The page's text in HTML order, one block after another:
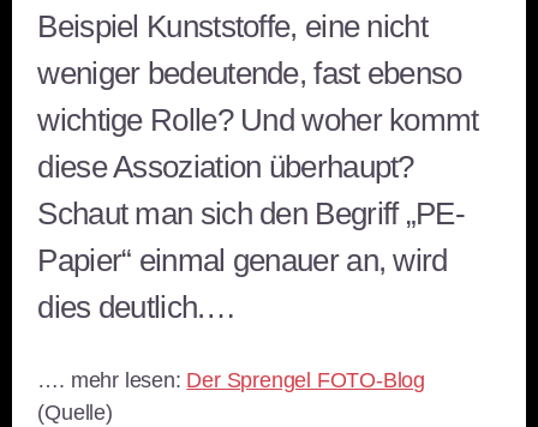
Beispiel Kunststoffe, eine nicht
weniger bedeutende, fast ebenso
wichtige Rolle? Und woher kommt
diese Assoziation überhaupt?
Schaut man sich den Begriff „PE-
Papier“ einmal genauer an, wird
dies deutlich.…
…. mehr lesen: Der Sprengel FOTO-Blog
(Quelle)